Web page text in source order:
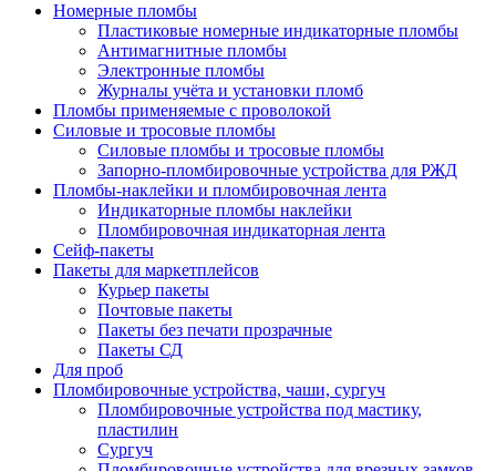
Номерные пломбы
Пластиковые номерные индикаторные пломбы
Антимагнитные пломбы
Электронные пломбы
Журналы учёта и установки пломб
Пломбы применяемые с проволокой
Силовые и тросовые пломбы
Силовые пломбы и тросовые пломбы
Запорно-пломбировочные устройства для РЖД
Пломбы-наклейки и пломбировочная лента
Индикаторные пломбы наклейки
Пломбировочная индикаторная лента
Сейф-пакеты
Пакеты для маркетплейсов
Курьер пакеты
Почтовые пакеты
Пакеты без печати прозрачные
Пакеты СД
Для проб
Пломбировочные устройства, чаши, сургуч
Пломбировочные устройства под мастику,
пластилин
Сургуч